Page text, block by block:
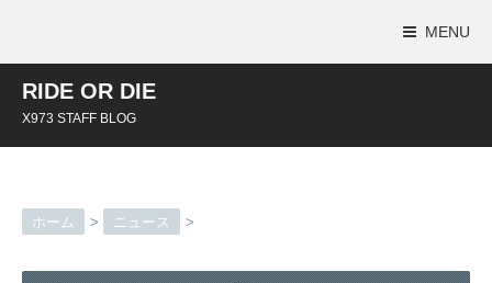
MENU
RIDE OR DIE
X973 STAFF BLOG
ホーム > ニュース >